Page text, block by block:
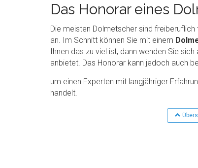
Das Honorar eines
Die meisten Dolmetscher sind
an. Im Schnitt können Sie mit einem
Ihnen das zu viel ist, dann wenden Sie
anbietet. Das Honorar kann jedoch auch
um einen Experten mit langjähriger
handelt.